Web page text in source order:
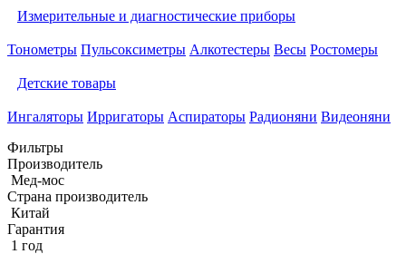
Измерительные и диагностические приборы
Тонометры Пульсоксиметры Алкотестеры Весы Ростомеры
Детские товары
Ингаляторы Ирригаторы Аспираторы Радионяни Видеоняни
Фильтры
Производитель
Мед-мос
Страна производитель
Китай
Гарантия
1 год